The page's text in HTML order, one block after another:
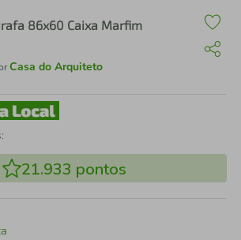
86x60 Caixa Marfim
Casa do Arquiteto
21.933 pontos